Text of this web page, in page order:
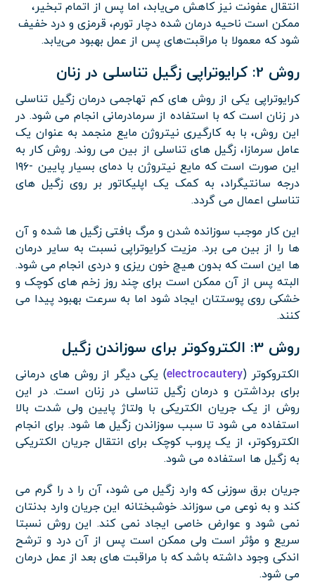
انتقال عفونت نیز کاهش می‌یابد، اما پس از اتمام تبخیر،
ممکن است ناحیه درمان شده دچار تورم، قرمزی و درد خفیف
شود که معمولا با مراقبت‌های پس از عمل بهبود می‌یابد.
روش 2: کرایوتراپی زگیل تناسلی در زنان
کرایوتراپی یکی از روش های کم تهاجمی درمان زگیل تناسلی
در زنان است که با استفاده از سرمادرمانی انجام می شود. در
این روش، با به کارگیری نیتروژن مایع منجمد به عنوان یک
عامل سرمازا، زگیل های تناسلی از بین می روند. روش کار به
این صورت است که مایع نیتروژن با دمای بسیار پایین -۱۹۶
درجه سانتیگراد، به کمک یک اپلیکاتور بر روی زگیل های
تناسلی اعمال می گردد.
این کار موجب سوزانده شدن و مرگ بافتی زگیل ها شده و آن
ها را از بین می برد. مزیت کرایوتراپی نسبت به سایر درمان
ها این است که بدون هیچ خون ریزی و دردی انجام می شود.
البته پس از آن ممکن است برای چند روز زخم های کوچک و
خشکی روی پوستتان ایجاد شود اما به سرعت بهبود پیدا می
کنند.
روش 3: الکتروکوتر برای سوزاندن زگیل
الکتروکوتر (electrocautery) یکی دیگر از روش های درمانی
برای برداشتن و درمان زگیل تناسلی در زنان است. در این
روش از یک جریان الکتریکی با ولتاژ پایین ولی شدت بالا
استفاده می شود تا سبب سوزاندن زگیل ها شود. برای انجام
الکتروکوتر، از یک پروب کوچک برای انتقال جریان الکتریکی
به زگیل ها استفاده می شود.
جریان برق سوزنی که وارد زگیل می شود، آن را د را گرم می
کند و به نوعی می سوزاند. خوشبختانه این جریان وارد بدنتان
نمی شود و عوارض خاصی ایجاد نمی کند. این روش نسبتا
سریع و مؤثر است ولی ممکن است پس از آن درد و ترشح
اندکی وجود داشته باشد که با مراقبت های بعد از عمل درمان
می شود.